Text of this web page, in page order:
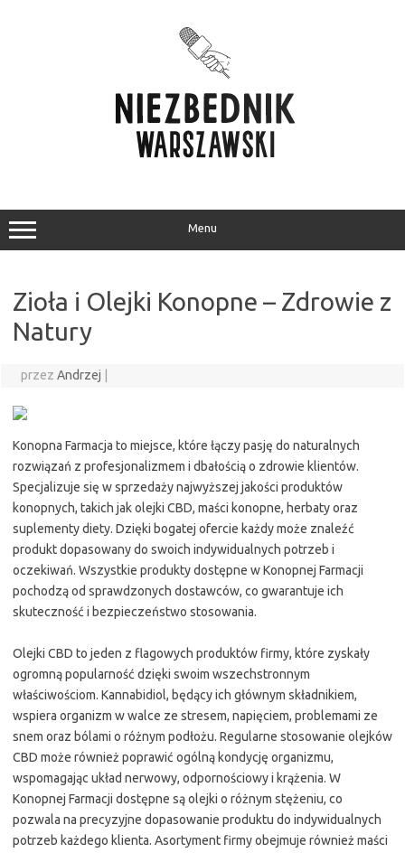
Menu
Zioła i Olejki Konopne – Zdrowie z
Natury
przez Andrzej
Konopna Farmacja to miejsce, które łączy pasję do naturalnych
rozwiązań z profesjonalizmem i dbałością o zdrowie klientów.
Specjalizuje się w sprzedaży najwyższej jakości produktów
konopnych, takich jak olejki CBD, maści konopne, herbaty oraz
suplementy diety. Dzięki bogatej ofercie każdy może znaleźć
produkt dopasowany do swoich indywidualnych potrzeb i
oczekiwań. Wszystkie produkty dostępne w Konopnej Farmacji
pochodzą od sprawdzonych dostawców, co gwarantuje ich
skuteczność i bezpieczeństwo stosowania.
Olejki CBD to jeden z flagowych produktów firmy, które zyskały
ogromną popularność dzięki swoim wszechstronnym
właściwościom. Kannabidiol, będący ich głównym składnikiem,
wspiera organizm w walce ze stresem, napięciem, problemami ze
snem oraz bólami o różnym podłożu. Regularne stosowanie olejków
CBD może również poprawić ogólną kondycję organizmu,
wspomagając układ nerwowy, odpornościowy i krążenia. W
Konopnej Farmacji dostępne są olejki o różnym stężeniu, co
pozwala na precyzyjne dopasowanie produktu do indywidualnych
potrzeb każdego klienta. Asortyment firmy obejmuje również maści